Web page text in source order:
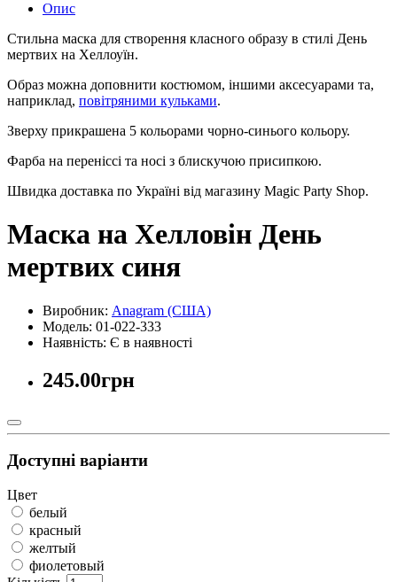
Опис
Стильна маска для створення класного образу в стилі День
мертвих на Хеллоуїн.
Образ можна доповнити костюмом, іншими аксесуарами та,
наприклад, повітряними кульками.
Зверху прикрашена 5 кольорами чорно-синього кольору.
Фарба на переніссі та носі з блискучою присипкою.
Швидка доставка по Україні від магазину Magic Party Shop.
Маска на Хелловін День
мертвих синя
Виробник: Anagram (США)
Модель: 01-022-333
Наявність: Є в наявності
245.00грн
Доступні варіанти
Цвет
белый
красный
желтый
фиолетовый